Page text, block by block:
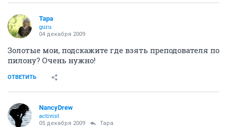
Тара
guru
04 декабря 2009
Золотые мои, подскажите где взять преподователя по
пилону? Очень нужно!
ОТВЕТИТЬ
NancyDrew
activist
05 декабря 2009 Тара